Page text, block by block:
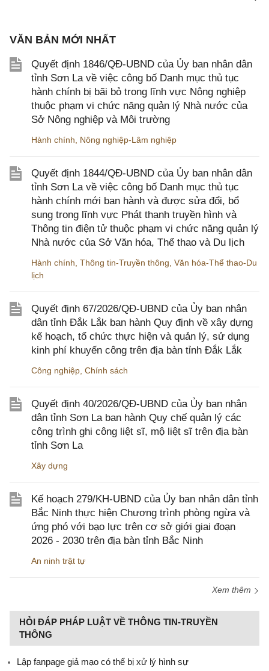
VĂN BẢN MỚI NHẤT
Quyết định 1846/QĐ-UBND của Ủy ban nhân dân
tỉnh Sơn La về việc công bố Danh mục thủ tục
hành chính bị bãi bỏ trong lĩnh vực Nông nghiệp
thuộc phạm vi chức năng quản lý Nhà nước của
Sở Nông nghiệp và Môi trường
Hành chính, Nông nghiệp-Lâm nghiệp
Quyết định 1844/QĐ-UBND của Ủy ban nhân dân
tỉnh Sơn La về việc công bố Danh mục thủ tục
hành chính mới ban hành và được sửa đổi, bổ
sung trong lĩnh vực Phát thanh truyền hình và
Thông tin điện tử thuộc phạm vi chức năng quản lý
Nhà nước của Sở Văn hóa, Thể thao và Du lịch
Hành chính, Thông tin-Truyền thông, Văn hóa-Thể thao-Du
lịch
Quyết định 67/2026/QĐ-UBND của Ủy ban nhân
dân tỉnh Đắk Lắk ban hành Quy định về xây dựng
kế hoạch, tổ chức thực hiện và quản lý, sử dụng
kinh phí khuyến công trên địa bàn tỉnh Đắk Lắk
Công nghiệp, Chính sách
Quyết định 40/2026/QĐ-UBND của Ủy ban nhân
dân tỉnh Sơn La ban hành Quy chế quản lý các
công trình ghi công liệt sĩ, mộ liệt sĩ trên địa bàn
tỉnh Sơn La
Xây dựng
Kế hoạch 279/KH-UBND của Ủy ban nhân dân tỉnh
Bắc Ninh thực hiện Chương trình phòng ngừa và
ứng phó với bạo lực trên cơ sở giới giai đoạn
2026 - 2030 trên địa bàn tỉnh Bắc Ninh
An ninh trật tự
Xem thêm
HỎI ĐÁP PHÁP LUẬT VỀ THÔNG TIN-TRUYỀN
THÔNG
Lập fanpage giả mạo có thể bị xử lý hình sự